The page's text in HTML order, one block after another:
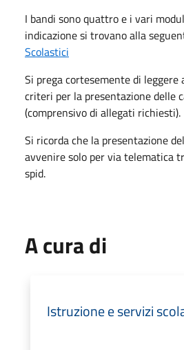
I bandi sono quattro e i vari
indicazione si trovano alla
Scolastici
Si prega cortesemente di
criteri per la presentazione delle
(comprensivo di allegati richiesti).
Si ricorda che la presentazione
avvenire solo per via telematica
spid.
A cura di
Istruzione e servizi